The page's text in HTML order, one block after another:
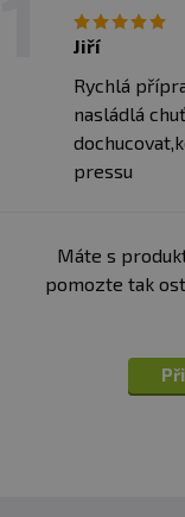
Jiří
Rychlá
nasládlá
pressu
Máte s
pomozte tak